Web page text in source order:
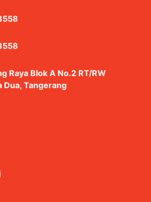
Raya Blok A No.2 RT/RW
Tangerang